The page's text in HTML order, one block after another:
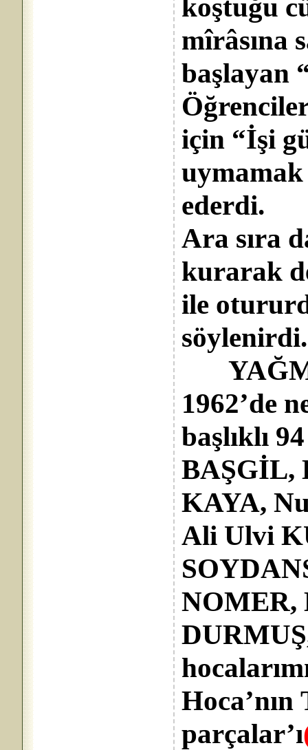
koştuğu
mîrâsına
başlayan
için “İşi
uymamak
ederdi.
Ara sıra
kurarak
ile
söylenirdi.
1962’de
başlıklı
BAŞGİL,
KAYA,
Ali Ulvi
NOMER,
parçalar’ı